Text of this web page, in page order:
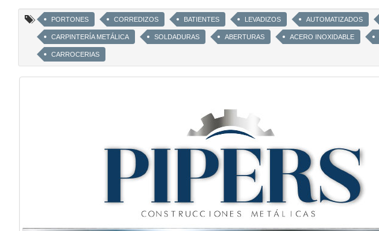
PORTONES CORREDIZOS BATIENTES LEVADIZOS AUTOMATIZADOS
CARPINTERÍA METÁLICA SOLDADURAS ABERTURAS ACERO INOXIDABLE
CARROCERIAS